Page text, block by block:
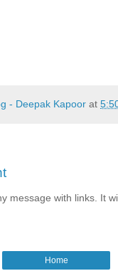
- Deepak Kapoor at
message with links. It
Home